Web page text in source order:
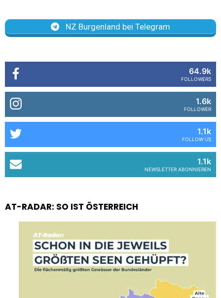
NZ Burgenland bei Telegram
64.9k
FOLLOWERS
1.6k
FOLLOWER
1.1k
FOLLOW US
1.1k
NEWSLETTER ABONNIEREN
AT-RADAR: SO IST ÖSTERREICH